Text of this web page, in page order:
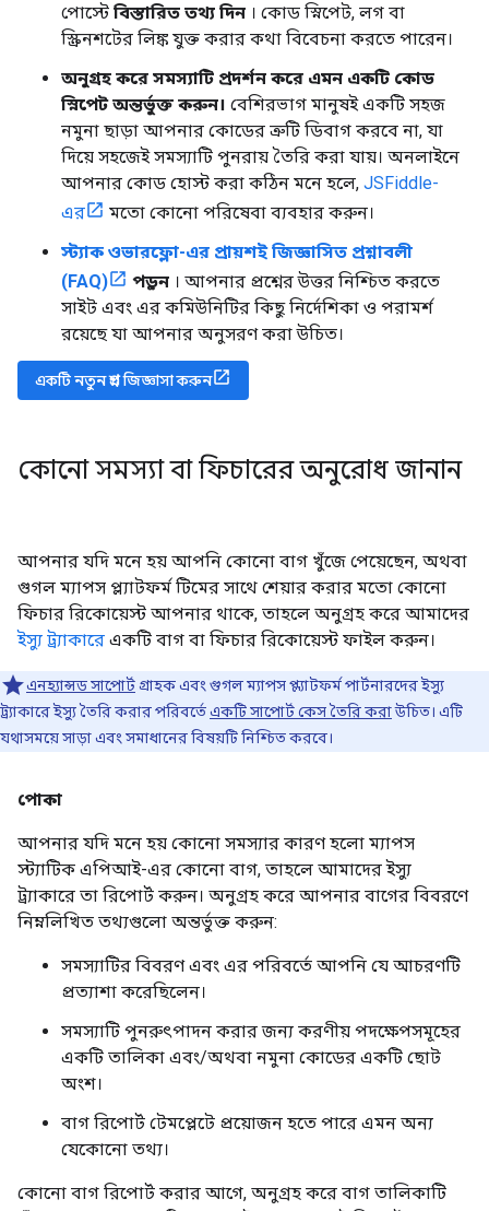
পোস্টে বিস্তারিত তথ্য দিন । কোড স্নিপেট, লগ বা
স্ক্রিনশটের লিঙ্ক যুক্ত করার কথা বিবেচনা করতে পারেন।
অনুগ্রহ করে সমস্যাটি প্রদর্শন করে এমন একটি কোড
স্নিপেট অন্তর্ভুক্ত করুন। বেশিরভাগ মানুষই একটি সহজ
নমুনা ছাড়া আপনার কোডের ত্রুটি ডিবাগ করবে না, যা
দিয়ে সহজেই সমস্যাটি পুনরায় তৈরি করা যায়। অনলাইনে
আপনার কোড হোস্ট করা কঠিন মনে হলে, JSFiddle-
এর
মতো কোনো পরিষেবা ব্যবহার করুন।
স্ট্যাক ওভারফ্লো-এর প্রায়শই জিজ্ঞাসিত প্রশ্নাবলী
(FAQ)
পড়ুন । আপনার প্রশ্নের উত্তর নিশ্চিত করতে
সাইট এবং এর কমিউনিটির কিছু নির্দেশিকা ও পরামর্শ
রয়েছে যা আপনার অনুসরণ করা উচিত।
একটি নতুন প্রশ্ন জিজ্ঞাসা করুন
কোনো সমস্যা বা ফিচারের অনুরোধ জানান
আপনার যদি মনে হয় আপনি কোনো বাগ খুঁজে পেয়েছেন, অথবা
গুগল ম্যাপস প্ল্যাটফর্ম টিমের সাথে শেয়ার করার মতো কোনো
ফিচার রিকোয়েস্ট আপনার থাকে, তাহলে অনুগ্রহ করে আমাদের
ইস্যু ট্র্যাকারে একটি বাগ বা ফিচার রিকোয়েস্ট ফাইল করুন।
এনহ্যান্সড সাপোর্ট গ্রাহক এবং গুগল ম্যাপস প্ল্যাটফর্ম পার্টনারদের ইস্যু
ট্র্যাকারে ইস্যু তৈরি করার পরিবর্তে একটি সাপোর্ট কেস তৈরি করাউচিত। এটি
যথাসময়ে সাড়া এবং সমাধানের বিষয়টি নিশ্চিত করবে।
পোকা
আপনার যদি মনে হয় কোনো সমস্যার কারণ হলো ম্যাপস
স্ট্যাটিক এপিআই-এর কোনো বাগ, তাহলে আমাদের ইস্যু
ট্র্যাকারে তা রিপোর্ট করুন। অনুগ্রহ করে আপনার বাগের বিবরণে
নিম্নলিখিত তথ্যগুলো অন্তর্ভুক্ত করুন:
সমস্যাটির বিবরণ এবং এর পরিবর্তে আপনি যে আচরণটি
প্রত্যাশা করেছিলেন।
সমস্যাটি পুনরুৎপাদন করার জন্য করণীয় পদক্ষেপসমূহের
একটি তালিকা এবং/অথবা নমুনা কোডের একটি ছোট
অংশ।
বাগ রিপোর্ট টেমপ্লেটে প্রয়োজন হতে পারে এমন অন্য
যেকোনো তথ্য।
কোনো বাগ রিপোর্ট করার আগে, অনুগ্রহ করে বাগ তালিকাটি